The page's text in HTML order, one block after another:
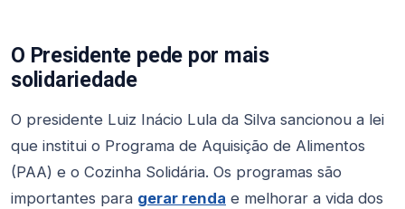
O Presidente pede por mais
solidariedade
O presidente Luiz Inácio Lula da Silva sancionou a lei
que institui o Programa de Aquisição de Alimentos
(PAA) e o Cozinha Solidária. Os programas são
importantes para gerar renda e melhorar a vida dos